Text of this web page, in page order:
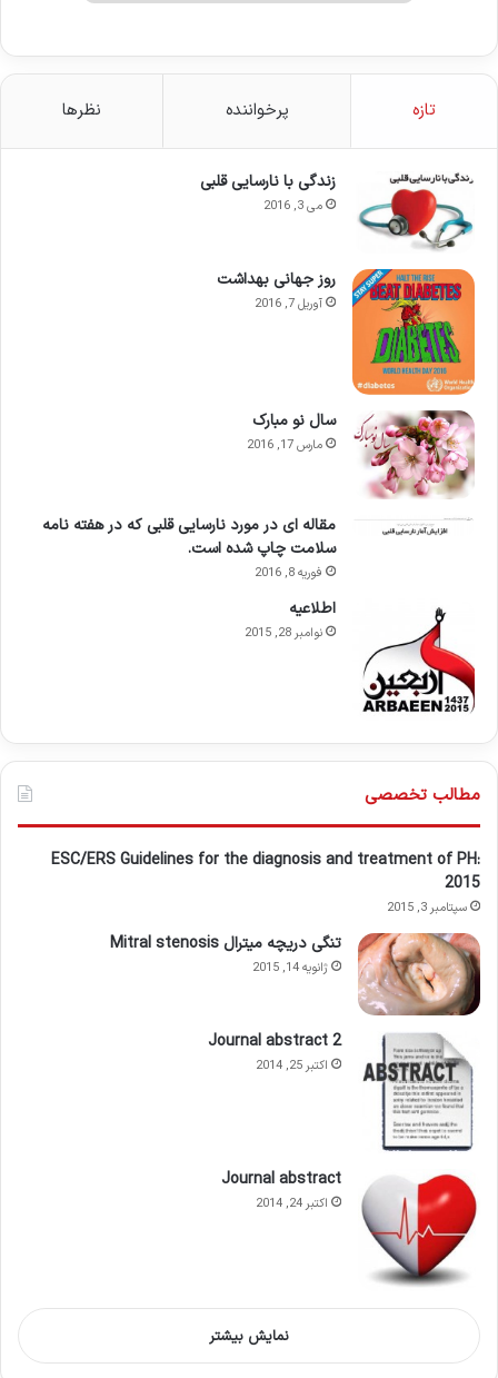
تازه پرخواننده نظرها
زندگی با نارسایی قلبی
می 3, 2016
روز جهانی بهداشت
آوریل 7, 2016
سال نو مبارک
مارس 17, 2016
مقاله ای در مورد نارسایی قلبی که در هفته نامه
سلامت چاپ شده است.
فوریه 8, 2016
اطلاعيه
نوامبر 28, 2015
مطالب تخصصی
ESC/ERS Guidelines for the diagnosis and treatment of PH:
2015
سپتامبر 3, 2015
تنگی دریچه میترال Mitral stenosis
ژانویه 14, 2015
Journal abstract 2
اکتبر 25, 2014
Journal abstract
اکتبر 24, 2014
نمایش بیشتر